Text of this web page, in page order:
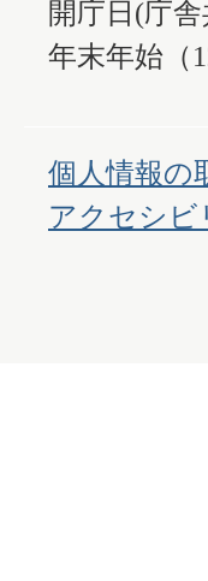
開庁日(庁
年末年始（
個人情報の
アクセシビ